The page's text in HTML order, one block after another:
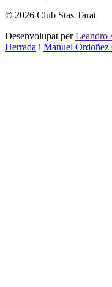
© 2026 Club Stas Tarat
Desenvolupat perLeandro
Herrada i Manuel Ordoñez